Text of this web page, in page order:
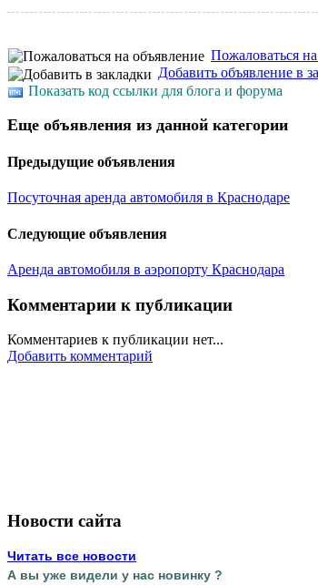
Пожаловаться
Добавить объявление в
Показать код ссылки для блога и форума
Еще объявления из данной категории
Предыдущие объявления
Посуточная аренда автомобиля в Краснодаре
Следующие объявления
Аренда автомобиля в аэропорту Краснодара
Комментарии к публикации
Комментариев к публикации нет...
Добавить комментарий
Новости сайта
Читать все новости
А вы уже видели у нас новинку ?